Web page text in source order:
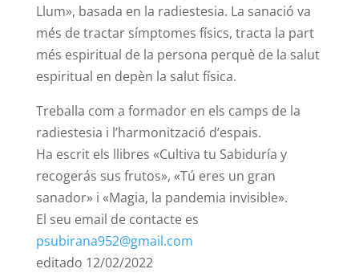
Llum», basada en la radiestesia. La sanació va
més de tractar símptomes físics, tracta la part
més espiritual de la persona perquè de la salut
espiritual en depèn la salut física.
Treballa com a formador en els camps de la
radiestesia i l’harmonització d’espais.
Ha escrit els llibres «Cultiva tu Sabiduría y
recogerás sus frutos», «Tú eres un gran
sanador» i «Magia, la pandemia invisible».
El seu email de contacte es
psubirana952@gmail.com
editado 12/02/2022